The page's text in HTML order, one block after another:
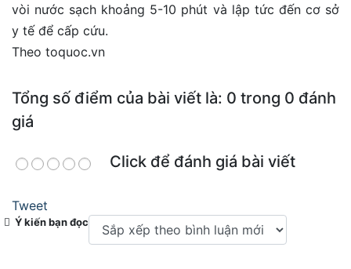
vòi nước sạch khoảng 5-10 phút và lập tức đến cơ sở
y tế để cấp cứu.
Theo toquoc.vn
Tổng số điểm của bài viết là: 0 trong 0 đánh
giá
Click để đánh giá bài viết
Tweet
Ý kiến bạn đọc